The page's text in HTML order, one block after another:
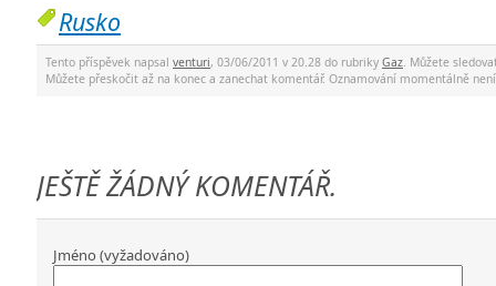
Rusko
Tento příspěvek napsal venturi, 03/06/2011 v 20.28 do rubriky Gaz. Můžete
Můžete přeskočit až na konec a zanechat komentář. Oznamování momentálně
JEŠTĚ ŽÁDNÝ KOMENTÁŘ.
Jméno (vyžadováno)